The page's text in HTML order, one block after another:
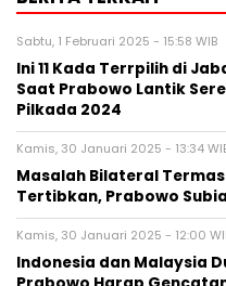
Sabtu, 1 Februari 2025 - 15:58 WIB
Ini 11 Kada Terrpilih di
Saat Prabowo Lantik
Pilkada 2024
Kamis, 30 Januari 2025 - 13:34
Masalah Bilateral
Tertibkan, Prabowo
Kamis, 30 Januari 2025 - 12:00
Indonesia dan Malaysia